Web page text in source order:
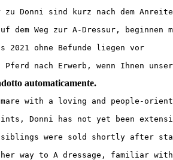
zu Donni sind kurz nach dem
dem Weg zur A-Dressur,
2021 ohne Befunde liegen vor
Pferd nach Erwerb, wenn Ihnen
automaticamente.
mare with a loving and people-
Donni has not yet been
siblings were sold shortly after
way to A dressage, familiar with